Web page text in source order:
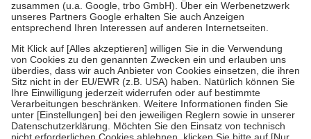
Verordnung.
Um das Engagement der Versicherten für ihre eigene Gesundheit zu
stärken und die besondere Stellung der Familie zu unterstützen,
fallenkeine Zuzahlungenan bei:
• Kindern und Jugendlichen bis zum vollendeten 18. Lebensjahr
mit Ausnahme der Fahrkosten
• Untersuchungen zur Vorsorge und Früherkennung, die von der
GKV getragen werden
• empfohlenen Schutzimpfungen